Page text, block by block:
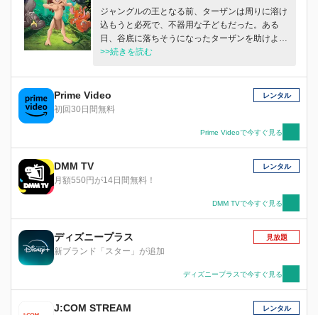
ジャングルの王となる前、ターザンは周りに溶け
込もうと必死で、不器用な子どもだった。ある
日、谷底に落ちそうになったターザンを助けよう
とした家族が、危険にさらされてしまい、ターザ
と考える。ターザンが飛び出した先で出会ったの
は島で一番力の強い謎めいたズーゴー。ターザン
とズーゴーが気づいたのは、みんなと違うのは悪
>>続きを読む
Prime Video
初回30日間無料
レンタル
Prime Videoで今すぐ見る
DMM TV
月額550円が14日間無料！
レンタル
DMM TVで今すぐ見る
ディズニープラス
新ブランド「スター」が追加
見放題
ディズニープラスで今すぐ見る
J:COM STREAM レンタル